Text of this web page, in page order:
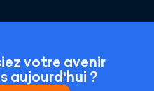
votre avenir
aujourd'hui ?